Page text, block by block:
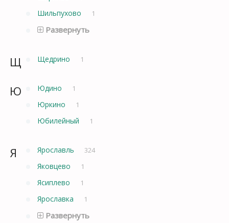
Шильпухово 1
Развернуть
Щ Щедрино 1
Ю Юдино 1
Юркино 1
Юбилейный 1
Я Ярославль 324
Яковцево 1
Ясиплево 1
Ярославка 1
Развернуть